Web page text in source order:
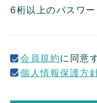
須
6桁以上のパスワー
会員規約に同意
個人情報保護方